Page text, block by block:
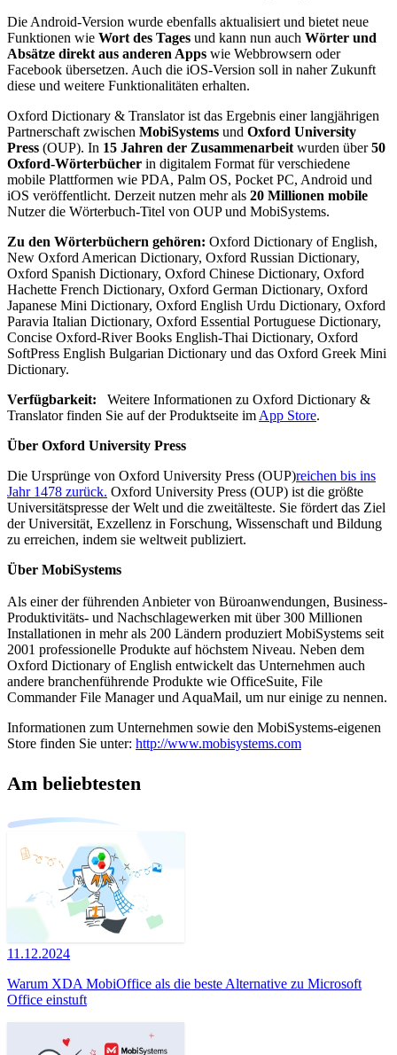
Die Android-Version wurde ebenfalls aktualisiert und bietet neue
Funktionen wie Wort des Tages und kann nun auch Wörter und
Absätze direkt aus anderen Apps wie Webbrowsern oder
Facebook übersetzen. Auch die iOS-Version soll in naher Zukunft
diese und weitere Funktionalitäten erhalten.
Oxford Dictionary & Translator ist das Ergebnis einer langjährigen
Partnerschaft zwischen MobiSystems und Oxford University
Press (OUP). In 15 Jahren der Zusammenarbeit wurden über50
Oxford-Wörterbücher in digitalem Format für verschiedene
mobile Plattformen wie PDA, Palm OS, Pocket PC, Android und
iOS veröffentlicht. Derzeit nutzen mehr als 20 Millionen mobile
Nutzer die Wörterbuch-Titel von OUP und MobiSystems.
Zu den Wörterbüchern gehören: Oxford Dictionary of English,
New Oxford American Dictionary, Oxford Russian Dictionary,
Oxford Spanish Dictionary, Oxford Chinese Dictionary, Oxford
Hachette French Dictionary, Oxford German Dictionary, Oxford
Japanese Mini Dictionary, Oxford English Urdu Dictionary, Oxford
Paravia Italian Dictionary, Oxford Essential Portuguese Dictionary,
Concise Oxford-River Books English-Thai Dictionary, Oxford
SoftPress English Bulgarian Dictionary und das Oxford Greek Mini
Dictionary.
Verfügbarkeit:
Weitere Informationen zu Oxford Dictionary &
Translator finden Sie auf der Produktseite im App Store.
Über Oxford University Press
Die Ursprünge von Oxford University Press (OUP)reichen bis ins
Jahr 1478 zurück. Oxford University Press (OUP) ist die größte
Universitätspresse der Welt und die zweitälteste. Sie fördert das Ziel
der Universität, Exzellenz in Forschung, Wissenschaft und Bildung
zu erreichen, indem sie weltweit publiziert.
Über MobiSystems
Als einer der führenden Anbieter von Büroanwendungen, Business-
Produktivitäts- und Nachschlagewerken mit über 300 Millionen
Installationen in mehr als 200 Ländern produziert MobiSystems seit
2001 professionelle Produkte auf höchstem Niveau. Neben dem
Oxford Dictionary of English entwickelt das Unternehmen auch
andere branchenführende Produkte wie OfficeSuite, File
Commander File Manager und AquaMail, um nur einige zu nennen.
Informationen zum Unternehmen sowie den MobiSystems-eigenen
Store finden Sie unter: http://www.mobisystems.com
Am beliebtesten
11.12.2024
Warum XDA MobiOffice als die beste Alternative zu Microsoft
Office einstuft